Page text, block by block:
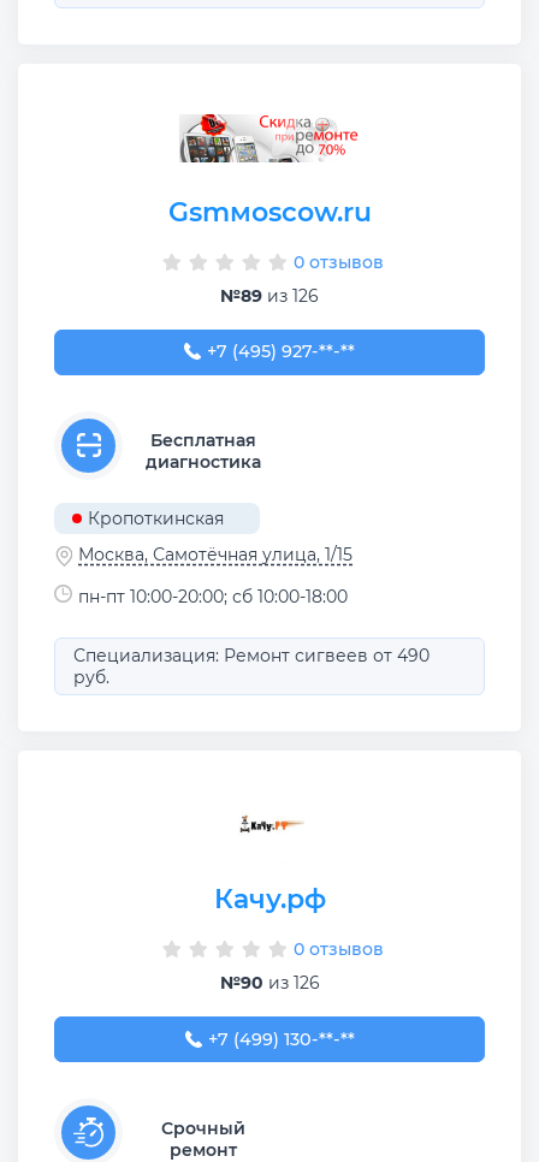
Gsmмoscow.ru
0 отзывов
№89 из 126
+7 (495) 927-00-15
+7 (495) 927-**-**
Бесплатная
диагностика
Кропоткинская
Москва, Самотёчная улица, 1/15
пн-пт 10:00-20:00; сб 10:00-18:00
Специализация: Ремонт сигвеев от 490
руб.
Качу.рф
0 отзывов
№90 из 126
+7 (499) 130-86-68
+7 (499) 130-**-**
Срочный
ремонт